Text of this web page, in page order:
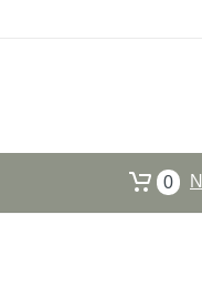
0